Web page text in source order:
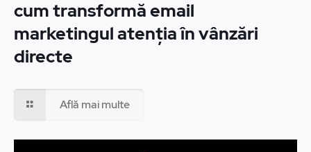
cum transformă email
marketingul atenția în vânzări
directe
Află mai multe